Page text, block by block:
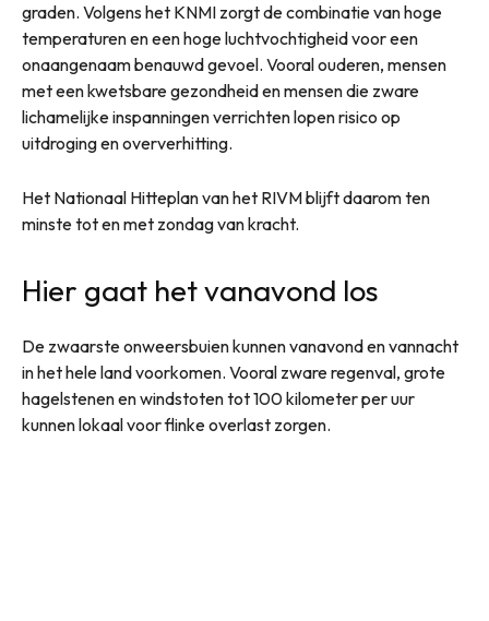
graden. Volgens het KNMI zorgt de combinatie van hoge
temperaturen en een hoge luchtvochtigheid voor een
onaangenaam benauwd gevoel. Vooral ouderen, mensen
met een kwetsbare gezondheid en mensen die zware
lichamelijke inspanningen verrichten lopen risico op
uitdroging en oververhitting.
Het Nationaal Hitteplan van het RIVM blijft daarom ten
minste tot en met zondag van kracht.
Hier gaat het vanavond los
De zwaarste onweersbuien kunnen vanavond en vannacht
in het hele land voorkomen. Vooral zware regenval, grote
hagelstenen en windstoten tot 100 kilometer per uur
kunnen lokaal voor flinke overlast zorgen.